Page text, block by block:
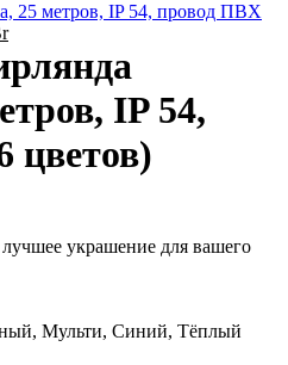
25 метров, IP 54, провод ПВХ
Текущая
225.00 Br.
IP 54,
цветов)
украшение для вашего
Мульти, Синий, Тёплый